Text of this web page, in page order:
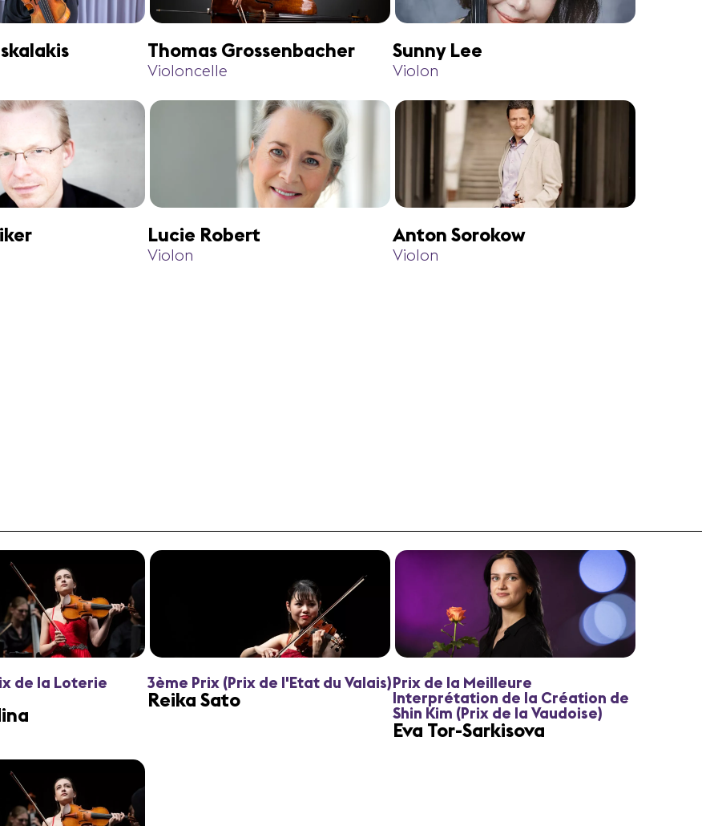
Thomas Grossenbacher
Violoncelle
Sunny Lee
Violon
Lucie Robert
Violon
Anton Sorokow
Violon
de la Loterie
3ème Prix (Prix de l'Etat du Valais)
Reika Sato
Prix de la Meilleure
Interprétation de la Création de
Shin Kim (Prix de la Vaudoise)
Eva Tor-Sarkisova